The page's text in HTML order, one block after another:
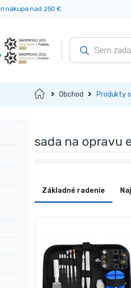
nákupe nad 250 €
Products
search
Domov Obchod Produkty
sada na opravu
Základné radenie